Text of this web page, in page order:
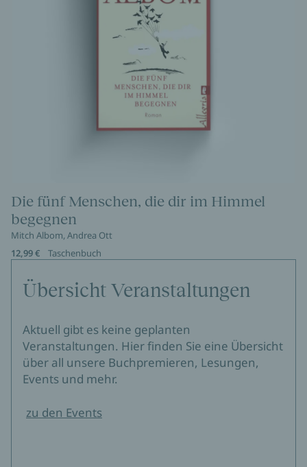
Die fünf Menschen, die dir im Himmel
begegnen
Mitch Albom, Andrea Ott
12,99 €
Taschenbuch
Übersicht Veranstaltungen
Aktuell gibt es keine geplanten
Veranstaltungen. Hier finden Sie eine Übersicht
über all unsere Buchpremieren, Lesungen,
Events und mehr.
zu den Events